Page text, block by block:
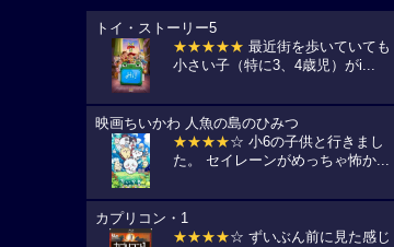
トイ・ストーリー5
★★★★★ 最近街を歩いていても
小さい子（特に3、4歳児）がi...
映画ちいかわ 人魚の島のひみつ
★★★★☆ 小6の子供と行きまし
た。 セイレーンがめっちゃ怖か...
カプリコン・1
★★★★☆ ずいぶん前に見た感じ